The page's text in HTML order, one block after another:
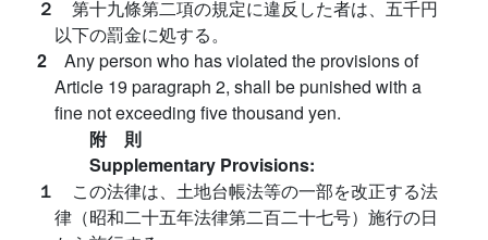
２ 第十九條第二項の規定に違反した者は、五千円
以下の罰金に処する。
2 Any person who has violated the provisions of
Article 19 paragraph 2, shall be punished with a
fine not exceeding five thousand yen.
附 則
Supplementary Provisions:
１ この法律は、土地台帳法等の一部を改正する法
律（昭和二十五年法律第二百二十七号）施行の日